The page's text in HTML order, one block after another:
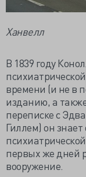
Ханвелл
В 1839 году
времени (и не в
изданию, а
переписке с
Гиллем) он знает
первых же дней
вооружение.